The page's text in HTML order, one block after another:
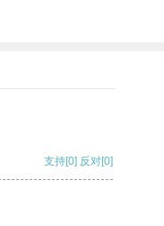
支持[0] 反对[0]